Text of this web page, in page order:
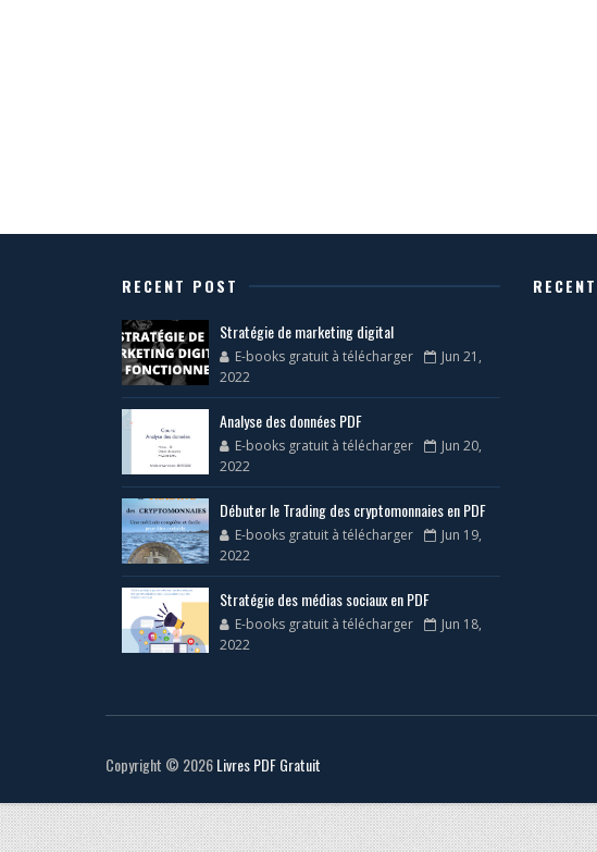
RECENT POST
Stratégie de marketing digital
E-books gratuit à télécharger
Jun 21,
2022
Analyse des données PDF
E-books gratuit à télécharger
Jun 20,
2022
Débuter le Trading des cryptomonnaies en PDF
E-books gratuit à télécharger
Jun 19,
2022
Stratégie des médias sociaux en PDF
E-books gratuit à télécharger
Jun 18,
2022
Copyright © 2026Livres PDF Gratuit